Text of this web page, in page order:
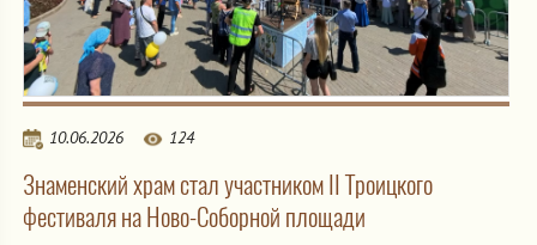
10.06.2026 124
Знаменский храм стал участником II Троицкого
фестиваля на Ново-Соборной площади